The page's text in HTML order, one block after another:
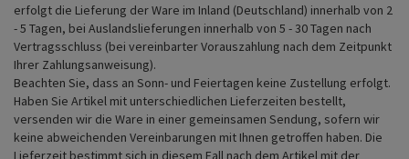
erfolgt die Lieferung der Ware im Inland (Deutschland) innerhalb von 2
- 5 Tagen, bei Auslandslieferungen innerhalb von 5 - 30 Tagen nach
Vertragsschluss (bei vereinbarter Vorauszahlung nach dem Zeitpunkt
Ihrer Zahlungsanweisung).
Beachten Sie, dass an Sonn- und Feiertagen keine Zustellung erfolgt.
Haben Sie Artikel mit unterschiedlichen Lieferzeiten bestellt,
versenden wir die Ware in einer gemeinsamen Sendung, sofern wir
keine abweichenden Vereinbarungen mit Ihnen getroffen haben. Die
Lieferzeit bestimmt sich in diesem Fall nach dem Artikel mit der